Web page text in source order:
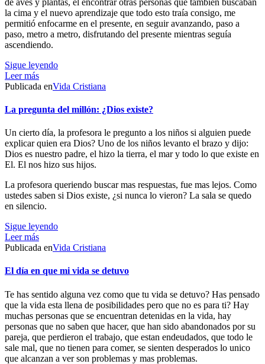
la cima y el nuevo aprendizaje que todo esto traía consigo, me
permitió enfocarme en el presente, en seguir avanzando, paso a
paso, metro a metro, disfrutando del presente mientras seguía
ascendiendo.
Sigue leyendo
Leer más
Publicada enVida Cristiana
La pregunta del millón: ¿Dios existe?
Un cierto día, la profesora le pregunto a los niños si alguien puede
explicar quien era Dios? Uno de los niños levanto el brazo y dijo:
Dios es nuestro padre, el hizo la tierra, el mar y todo lo que existe en
El. El nos hizo sus hijos.
La profesora queriendo buscar mas respuestas, fue mas lejos. Como
ustedes saben si Dios existe, ¿si nunca lo vieron? La sala se quedo
en silencio.
Sigue leyendo
Leer más
Publicada enVida Cristiana
El día en que mi vida se detuvo
Te has sentido alguna vez como que tu vida se detuvo? Has pensado
que la vida esta llena de posibilidades pero que no es para ti? Hay
muchas personas que se encuentran detenidas en la vida, hay
personas que no saben que hacer, que han sido abandonados por su
pareja, que perdieron el trabajo, que estan endeudados, que todo le
sale mal, que no tienen para comer, se sienten desperados lo unico
que alcanzan a ver son problemas y mas problemas.